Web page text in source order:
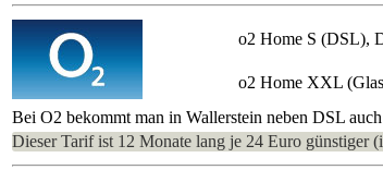
o2 Home S (DSL),
o2 Home XXL
Bei O2 bekommt man in Wallerstein neben DSL
Dieser Tarif ist 12 Monate lang je 24 Euro günstiger